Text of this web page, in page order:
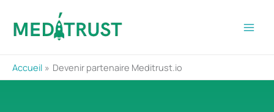
contenu
Accueil Devenir partenaire Meditrust.io